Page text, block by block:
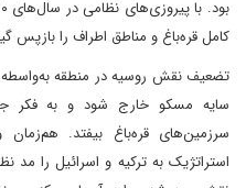
کامل قره‌باغ و مناطق اطراف را بازپس
تضعیف نقش روسیه در منطقه به‌واسطه
سایه مسکو خارج شود و به فکر
سرزمین‌های قره‌باغ بیفتد. هم‌زمان
استراتژیک به ترکیه و اسرائیل را مد